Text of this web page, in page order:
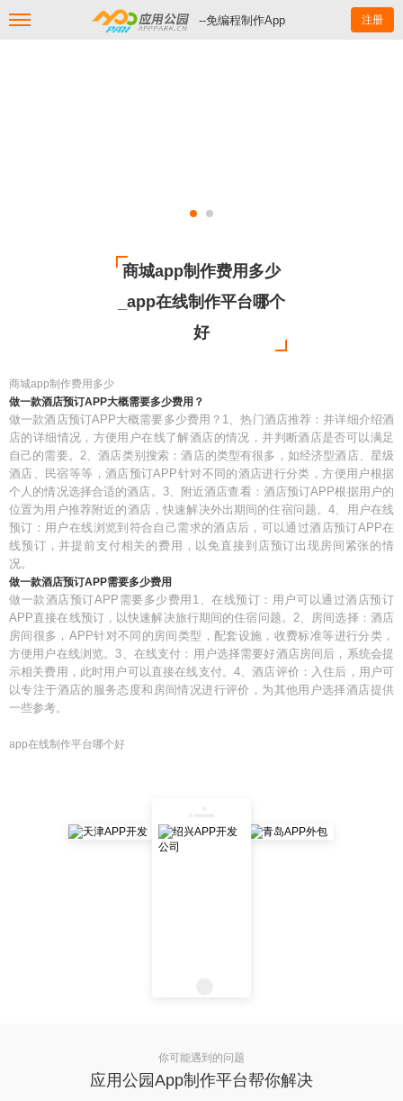
--免编程制作App 注册
商城app制作费用多少
_app在线制作平台哪个
好
商城app制作费用多少
做一款酒店预订APP大概需要多少费用？
做一款酒店预订APP大概需要多少费用？1、热门酒店推荐：并详细介绍酒
店的详细情况，方便用户在线了解酒店的情况，并判断酒店是否可以满足
自己的需要。2、酒店类别搜索：酒店的类型有很多，如经济型酒店、星级
酒店、民宿等等，酒店预订APP针对不同的酒店进行分类，方便用户根据
个人的情况选择合适的酒店。3、附近酒店查看：酒店预订APP根据用户的
位置为用户推荐附近的酒店，快速解决外出期间的住宿问题。4、用户在线
预订：用户在线浏览到符合自己需求的酒店后，可以通过酒店预订APP在
线预订，并提前支付相关的费用，以免直接到店预订出现房间紧张的情
况。
做一款酒店预订APP需要多少费用
做一款酒店预订APP需要多少费用1、在线预订：用户可以通过酒店预订
APP直接在线预订，以快速解决旅行期间的住宿问题。2、房间选择：酒店
房间很多，APP针对不同的房间类型，配套设施，收费标准等进行分类，
方便用户在线浏览。3、在线支付：用户选择需要好酒店房间后，系统会提
示相关费用，此时用户可以直接在线支付。4、酒店评价：入住后，用户可
以专注于酒店的服务态度和房间情况进行评价，为其他用户选择酒店提供
一些参考。
app在线制作平台哪个好
你可能遇到的问题
应用公园App制作平台帮你解决